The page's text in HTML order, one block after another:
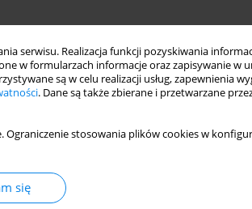
serwisu. Realizacja funkcji pozyskiwania
w formularzach informacje oraz zapisywanie w
są w celu realizacji usług, zapewnienia
. Dane są także zbierane i przetwarzane
stosowania plików cookies w
się